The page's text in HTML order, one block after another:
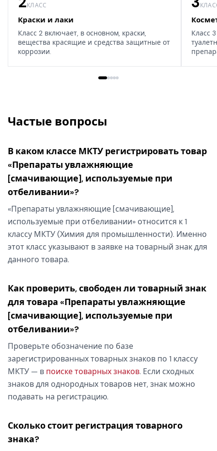
КЛАСС
Краски и лаки
Класс 2 включает, в основном, краски,
вещества красящие и средства защитные от
коррозии.
Класс
Частые вопросы
В каком классе МКТУ регистрировать товар
«Препараты увлажняющие
[смачивающие], используемые при
отбеливании»?
«Препараты увлажняющие [смачивающие],
используемые при отбеливании» относится к 1
классу МКТУ (Химия для промышленности). Именно
этот класс указывают в заявке на товарный знак для
данного товара.
Как проверить, свободен ли товарный знак
для товара «Препараты увлажняющие
[смачивающие], используемые при
отбеливании»?
Проверьте обозначение по базе
зарегистрированных товарных знаков по 1 классу
МКТУ — в поиске товарных знаков. Если сходных
знаков для однородных товаров нет, знак можно
подавать на регистрацию.
Сколько стоит регистрация товарного
знака?